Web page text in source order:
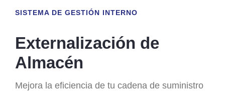
SISTEMA DE GESTIÓN INTERNO
Externalización de
Almacén
Mejora la eficiencia de tu cadena de suministro